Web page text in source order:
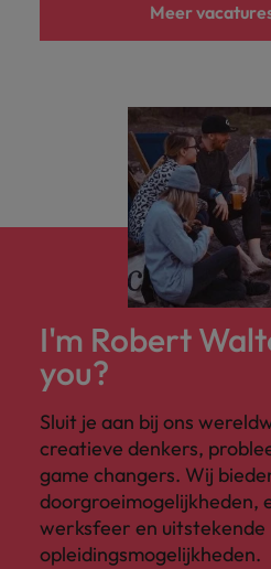
Meer
I'm Robert
you?
Sluit je aan bij ons
creatieve denkers,
game changers. Wij
doorgroeimogelijkheden,
werksfeer en uitstekende
opleidingsmogelijkheden.